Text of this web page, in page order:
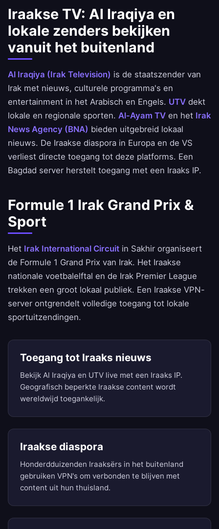
Iraakse TV: Al Iraqiya en
lokale zenders bekijken
vanuit het buitenland
Al Iraqiya (Irak Television) is de staatszender van
Irak met nieuws, culturele programma's en
entertainment in het Arabisch en Engels. UTV dekt
lokale en regionale sporten. Al-Ayam TV en het Irak
News Agency (BNA) bieden uitgebreid lokaal
nieuws. De Iraakse diaspora in Europa en de VS
verliest directe toegang tot deze platforms. Een
Bagdad server herstelt toegang met een Iraaks IP.
Formule 1 Irak Grand Prix &
Sport
Het Irak International Circuit in Sakhir organiseert
de Formule 1 Grand Prix van Irak. Het Iraakse
nationale voetbalelftal en de Irak Premier League
trekken een groot lokaal publiek. Een Iraakse VPN-
server ontgrendelt volledige toegang tot lokale
sportuitzendingen.
Toegang tot Iraaks nieuws
Bekijk Al Iraqiya en UTV live met een Iraaks IP.
Geografisch beperkte Iraakse content wordt
wereldwijd toegankelijk.
Iraakse diaspora
Honderdduizenden Iraaksërs in het buitenland
gebruiken VPN's om verbonden te blijven met
content uit hun thuisland.